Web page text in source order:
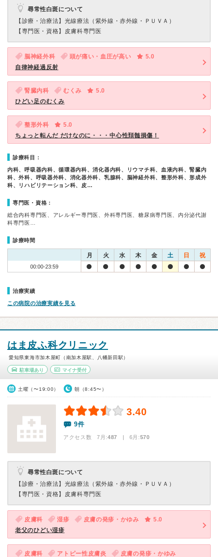
尋常性白斑について
【診療・治療法】 光線療法（紫外線・赤外線・ＰＵＶＡ）
【専門医・資格】 皮膚科専門医
脳神経外科 頭が痛い・血圧が高い
5.0
自律神経過反射
腎臓内科 むくみ
5.0
ひどい足のむくみ
整形外科
5.0
ちょっと転んだ だけなのに・・・中心性頚髄損傷！
診療科目：
内科、呼吸器内科、循環器内科、消化器内科、リウマチ科、血液内科、腎臓内
科、外科、呼吸器外科、消化器外科、乳腺科、脳神経外科、整形外科、形成外
科、リハビリテーション科、皮…
専門医・資格：
総合内科専門医、アレルギー専門医、外科専門医、糖尿病専門医、内分泌代謝
科専門医…
診療時間
月 火 水 木 金 土 日 祝
00:00-23:59
治療実績
この病院の治療実績を見る
はま皮ふ科クリニック
愛知県東海市加木屋町（南加木屋駅、八幡新田駅）
駐車場あり マイナ受付
土曜（〜19:00） 朝（8:45〜）
3.40
9件
アクセス数 7月:487 | 6月:570
尋常性白斑について
【診療・治療法】 光線療法（紫外線・赤外線・ＰＵＶＡ）
【専門医・資格】 皮膚科専門医
皮膚科 湿疹 皮膚の発疹・かゆみ
5.0
老父のひどい湿疹
皮膚科 アトピー性皮膚炎 皮膚の発疹・かゆみ